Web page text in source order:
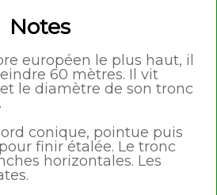
Notes
européen le plus haut, il
60 mètres. Il vit
le diamètre de son tronc
conique, pointue puis
finir étalée. Le tronc
horizontales. Les